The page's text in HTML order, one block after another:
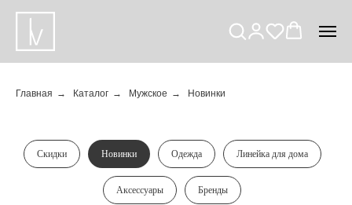
Главная → Каталог → Мужское → Новинки
Скидки Новинки Одежда Линейка для дома
Аксессуары Бренды